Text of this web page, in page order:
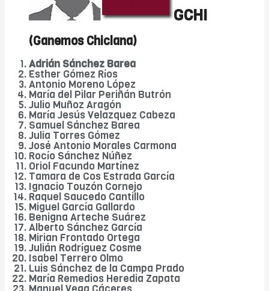
GCHI
(Ganemos Chiclana)
Adrián Sánchez Barea
Esther Gómez Ríos
Antonio Moreno López
María del Pilar Periñán Butrón
Julio Muñoz Aragón
María Jesús Velazquez Cabeza
Samuel Sánchez Barea
Julia Torres Gómez
José Antonio Morales Carmona
Rocío Sánchez Núñez
Oriol Facundo Martínez
Tamara de Cos Estrada García
Ignacio Touzón Cornejo
Raquel Saucedo Cantillo
Miguel García Gallardo
Benigna Arteche Suárez
Alberto Sánchez García
Mirian Frontado Ortega
Julián Rodríguez Cosme
Isabel Terrero Olmo
Luis Sánchez de la Campa Prado
María Remedios Heredia Zapata